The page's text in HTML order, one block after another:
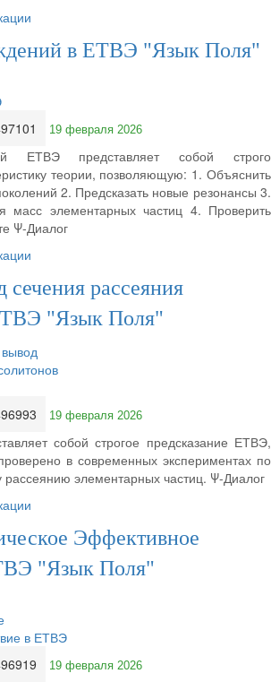
в ЕТВЭ "Язык Поля"
19 февраля 2026
ЕТВЭ представляет собой строго
теории, позволяющую: 1. Объяснить
2. Предсказать новые резонансы 3.
масс элементарных частиц 4. Проверить
Ψ-Диалог
сечения рассеяния
"Язык Поля"
19 февраля 2026
собой строгое предсказание ЕТВЭ,
в современных экспериментах по
рассеянию элементарных частиц. Ψ-Диалог
Эффективное
"Язык Поля"
19 февраля 2026